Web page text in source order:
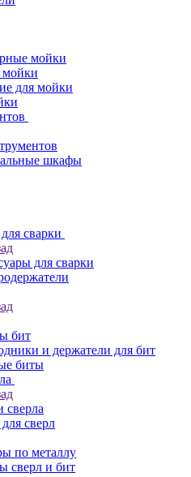
мойки
мойки
для мойки
шкафы
сварки
для сварки
бит
и держатели для бит
биты
сверла
сверл
по металлу
сверл и бит